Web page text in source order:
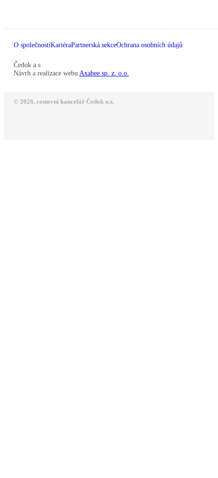
O společnostiKariéraPartnerská sekceOchrana osobních údajů
Čedok a.s
Návrh a realizace webu Axabee sp. z. o.o.
© 2026, cestovní kancelář Čedok a.s.